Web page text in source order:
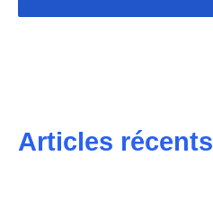
Articles récents